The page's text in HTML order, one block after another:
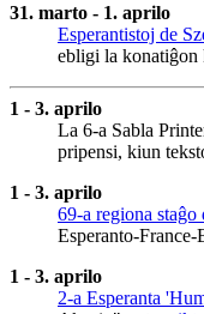
31. marto - 1. aprilo
Esperantistoj de
ebligi la konatiĝon
1 - 3. aprilo
La 6-a Sabla
pripensi, kiun
1 - 3. aprilo
69-a regiona staĝo
Esperanto-
1 - 3. aprilo
2-a Esperanta